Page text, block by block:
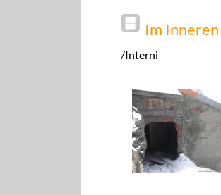
Im Inneren
/Interni